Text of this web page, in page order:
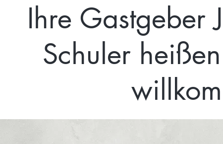
Ihre Gastgeber
Schuler